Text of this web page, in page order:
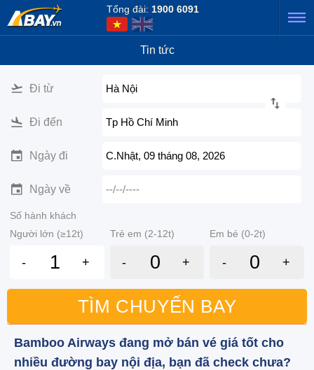
Tổng đài: 1900 6091
Tin tức
Đi từ Hà Nội
Đi đến Tp Hồ Chí Minh
Ngày đi C.Nhật, 09 tháng 08, 2026
Ngày về --/--/----
Số hành khách
Người lớn (≥12t)
Trẻ em (2-12t) Em bé (0-2t)
- + - + - +
TÌM CHUYẾN BAY
Bamboo Airways đang mở bán vé giá tốt cho
nhiều đường bay nội địa, bạn đã check chưa?